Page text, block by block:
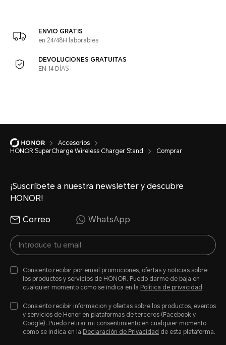
ENVIO GRATIS
en 24/48H laborables
DEVOLUCIONES GRATUITAS
EN 14 DÍAS
Accesorios
HONOR SuperCharge Wireless Charger Stand
Comprar
¡Suscríbete a nuestra newsletter y descubre
HONOR!
Correo WhatsApp
Consiento recibir por email promociones, ofertas y noticias sobre
los productos y servicios de HONOR. Puedo darme de baja en
cualquier momento como se indica en la Política de privacidad .
Consiento recibir informacion y ofertas sobre los productos, eventos
y servicios de Honor en plataformas de terceros (Facebook y
Google). Puedo retirar mi consentimiento en cualquier momento
como se indica en la Declaración de Privacidad de esta plataforma.